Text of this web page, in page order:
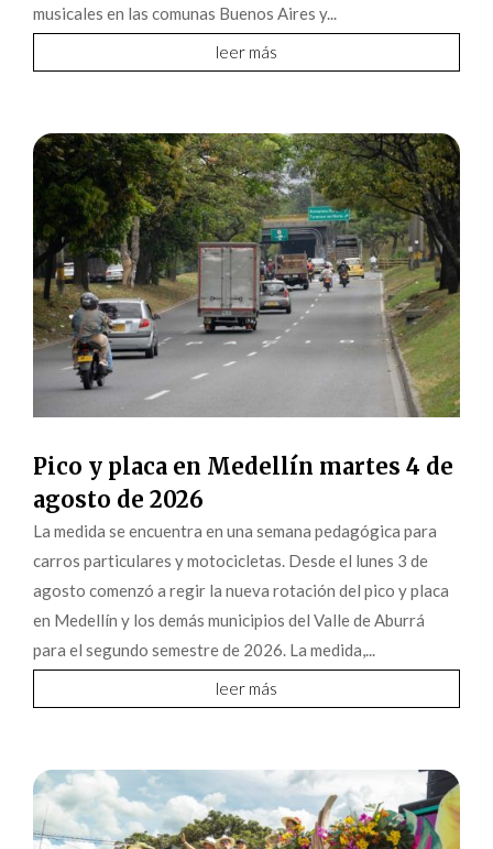
musicales en las comunas Buenos Aires y...
leer más
Pico y placa en Medellín martes 4 de
agosto de 2026
La medida se encuentra en una semana pedagógica para
carros particulares y motocicletas. Desde el lunes 3 de
agosto comenzó a regir la nueva rotación del pico y placa
en Medellín y los demás municipios del Valle de Aburrá
para el segundo semestre de 2026. La medida,...
leer más